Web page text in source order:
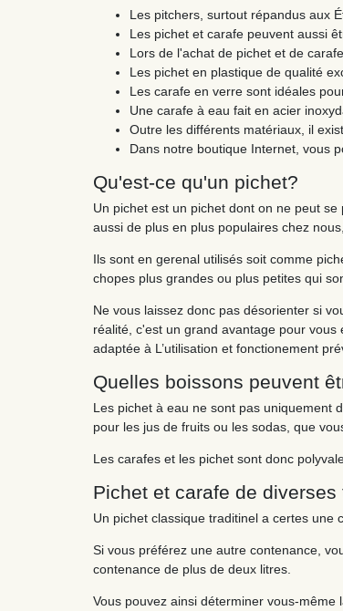
Les pitchers, surtout répandus aux
Les pichet et carafe peuvent aussi
Lors de l'achat de pichet et de
Les pichet en plastique de qualité
Les carafe en verre sont idéales
Une carafe à eau fait en acier
Outre les différents matériaux, il
Dans notre boutique Internet, vous
Qu'est-ce qu'un pichet?
Un pichet est un pichet dont on ne peut
aussi de plus en plus populaires chez
Ils sont en gerenal utilisés soit comme
chopes plus grandes ou plus petites qui
Ne vous laissez donc pas désorienter si
réalité, c'est un grand avantage pour
adaptée à L’utilisation et fonctionement
Quelles boissons peuvent
Les pichet à eau ne sont pas uniquement
pour les jus de fruits ou les sodas, que
Les carafes et les pichet sont donc
Pichet et carafe de diverses
Un pichet classique traditinel a certes une
Si vous préférez une autre contenance,
contenance de plus de deux litres.
Vous pouvez ainsi déterminer vous-